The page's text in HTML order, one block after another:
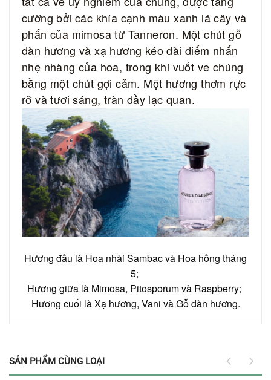
cường bởi các khía cạnh màu xanh lá cây và
phấn của mimosa từ Tanneron. Một chút gỗ
đàn hương và xạ hương kéo dài điểm nhấn
nhẹ nhàng của hoa, trong khi vuốt ve chúng
bằng một chút gợi cảm. Một hương thơm rực
rỡ và tươi sáng, tràn đầy lạc quan.
Hương đầu là Hoa nhài Sambac và Hoa hồng tháng
5;
Hương giữa là Mimosa, Pitosporum và Raspberry;
Hương cuối là Xạ hương, Vani và Gỗ đàn hương.
SẢN PHẨM CÙNG LOẠI